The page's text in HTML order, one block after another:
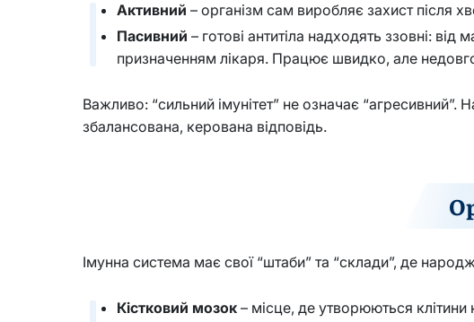
Активний – організм сам виробляє захист після
Пасивний – готові антитіла надходять ззовні:
призначенням лікаря. Працює швидко, але
Важливо: “сильний імунітет” не означає
збалансована, керована відповідь.
Імунна система має свої “штаби” та “склади”, де
Кістковий мозок – місце, де утворюються клітини